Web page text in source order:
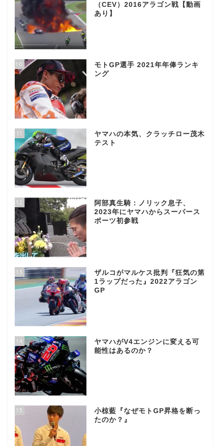
（CEV）2016アラゴン戦【動画
あり】
10
モトGP選手 2021年年俸ランキ
ング
11
ヤマハの本気、クラッチロー茂木
テスト
12
阿部真生騎：ノリック息子、
2023年にヤマハからスーパース
ポーツ初参戦
13
ザルコがマルケス批判『狂気の第
1ラップだった』2022アラゴン
GP
14
ヤマハがV4エンジンに変える可
能性はあるのか？
15
小椋藍『なぜモトGP昇格を断っ
たのか？』